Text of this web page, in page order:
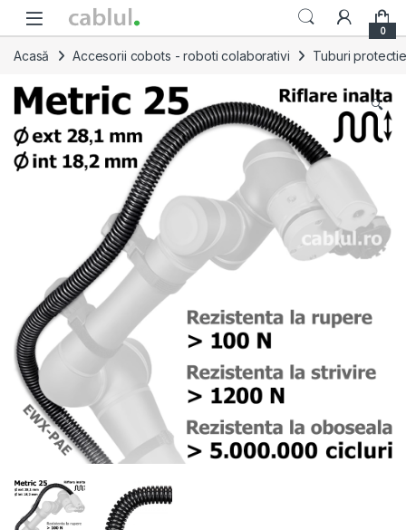
Skip to navigation
Skip to content
0
Acasă Accesorii cobots - roboti colaborativi Tuburi
🔍